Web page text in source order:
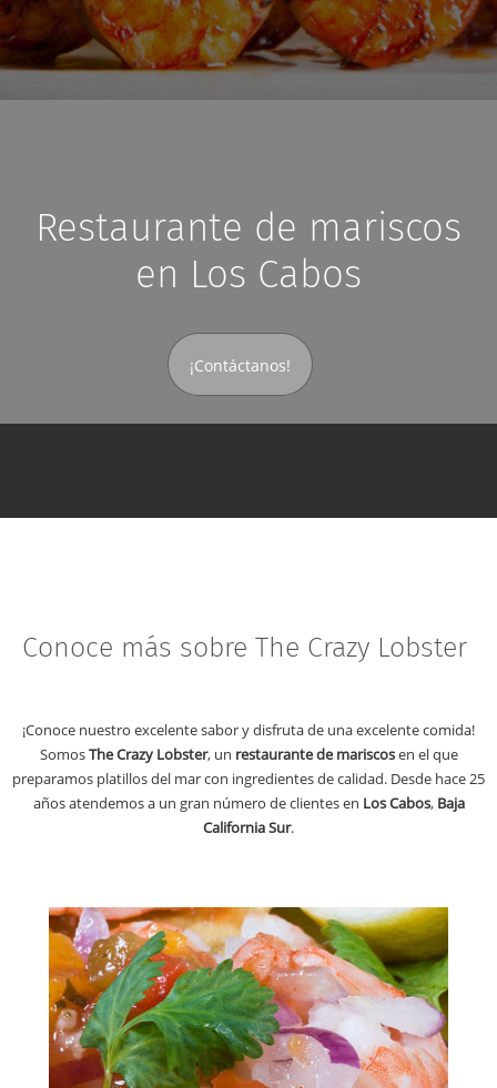
Restaurante de mariscos
en Los Cabos
¡Contáctanos!
Conoce más sobre The Crazy Lobster
¡Conoce nuestro excelente sabor y disfruta de una excelente comida!
SomosThe Crazy Lobster, un restaurante de mariscosen el que
preparamos platillos del mar con ingredientes de calidad. Desde hace 25
años atendemos a un gran número de clientes en Los Cabos, Baja
California Sur.